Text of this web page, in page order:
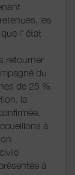
les
l' état
retourner
du
de 25 %
la
à
à